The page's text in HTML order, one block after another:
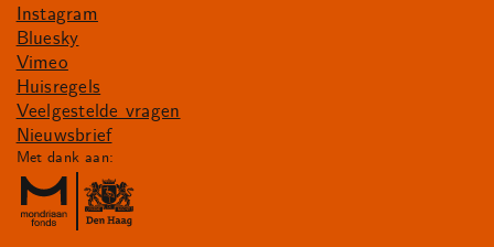
Instagram
Bluesky
Vimeo
Huisregels
Veelgestelde vragen
Nieuwsbrief
Met dank aan: